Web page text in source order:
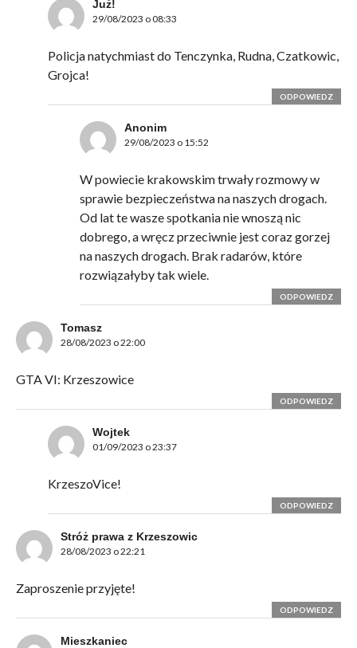
Już!
29/08/2023 o 08:33
Policja natychmiast do Tenczynka, Rudna, Czatkowic,
Grojca!
ODPOWIEDZ
Anonim
29/08/2023 o 15:52
W powiecie krakowskim trwały rozmowy w
sprawie bezpieczeństwa na naszych drogach.
Od lat te wasze spotkania nie wnoszą nic
dobrego, a wręcz przeciwnie jest coraz gorzej
na naszych drogach. Brak radarów, które
rozwiązałyby tak wiele.
ODPOWIEDZ
Tomasz
28/08/2023 o 22:00
GTA VI: Krzeszowice
ODPOWIEDZ
Wojtek
01/09/2023 o 23:37
KrzeszoVice!
ODPOWIEDZ
Stróż prawa z Krzeszowic
28/08/2023 o 22:21
Zaproszenie przyjęte!
ODPOWIEDZ
Mieszkaniec